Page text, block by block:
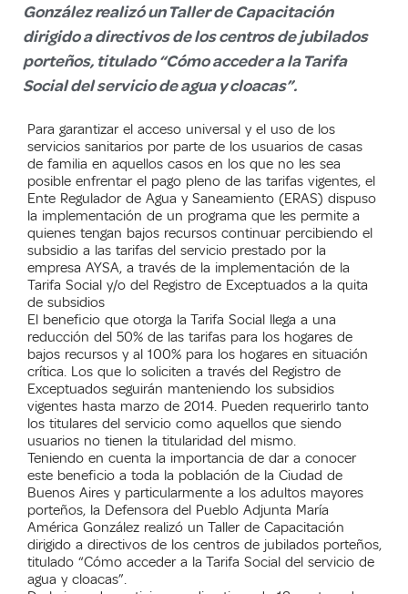
González realizó un Taller de Capacitación
dirigido a directivos de los centros de jubilados
porteños, titulado “Cómo acceder a la Tarifa
Social del servicio de agua y cloacas”.
Para garantizar el acceso universal y el uso de los
servicios sanitarios por parte de los usuarios de casas
de familia en aquellos casos en los que no les sea
posible enfrentar el pago pleno de las tarifas vigentes, el
Ente Regulador de Agua y Saneamiento (ERAS) dispuso
la implementación de un programa que les permite a
quienes tengan bajos recursos continuar percibiendo el
subsidio a las tarifas del servicio prestado por la
empresa AYSA, a través de la implementación de la
Tarifa Social y/o del Registro de Exceptuados a la quita
de subsidios
El beneficio que otorga la Tarifa Social llega a una
reducción del 50% de las tarifas para los hogares de
bajos recursos y al 100% para los hogares en situación
crítica. Los que lo soliciten a través del Registro de
Exceptuados seguirán manteniendo los subsidios
vigentes hasta marzo de 2014. Pueden requerirlo tanto
los titulares del servicio como aquellos que siendo
usuarios no tienen la titularidad del mismo.
Teniendo en cuenta la importancia de dar a conocer
este beneficio a toda la población de la Ciudad de
Buenos Aires y particularmente a los adultos mayores
porteños, la Defensora del Pueblo Adjunta María
América González realizó un Taller de Capacitación
dirigido a directivos de los centros de jubilados porteños,
titulado “Cómo acceder a la Tarifa Social del servicio de
agua y cloacas”.